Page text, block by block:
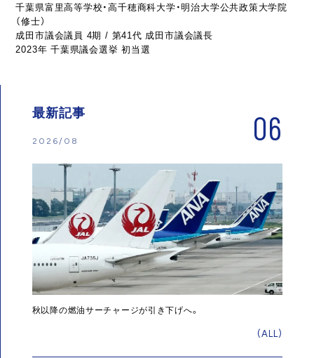
千葉県富里高等学校・高千穂商科大学・明治大学公共政策大学院
（修士）
成田市議会議員 4期 / 第41代 成田市議会議長
2023年 千葉県議会選挙 初当選
最新記事
2026/08 06
秋以降の燃油サーチャージが引き下げへ。
(ALL)